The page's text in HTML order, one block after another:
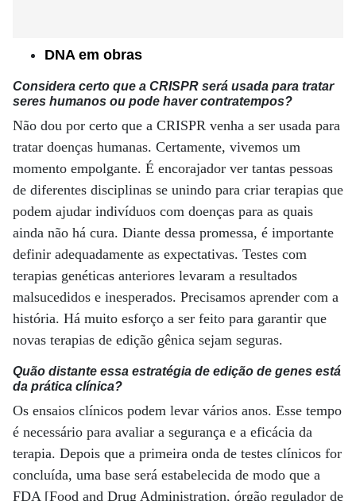
DNA em obras
Considera certo que a CRISPR será usada para tratar
seres humanos ou pode haver contratempos?
Não dou por certo que a CRISPR venha a ser usada para
tratar doenças humanas. Certamente, vivemos um
momento empolgante. É encorajador ver tantas pessoas
de diferentes disciplinas se unindo para criar terapias que
podem ajudar indivíduos com doenças para as quais
ainda não há cura. Diante dessa promessa, é importante
definir adequadamente as expectativas. Testes com
terapias genéticas anteriores levaram a resultados
malsucedidos e inesperados. Precisamos aprender com a
história. Há muito esforço a ser feito para garantir que
novas terapias de edição gênica sejam seguras.
Quão distante essa estratégia de edição de genes está
da prática clínica?
Os ensaios clínicos podem levar vários anos. Esse tempo
é necessário para avaliar a segurança e a eficácia da
terapia. Depois que a primeira onda de testes clínicos for
concluída, uma base será estabelecida de modo que a
FDA [Food and Drug Administration, órgão regulador de